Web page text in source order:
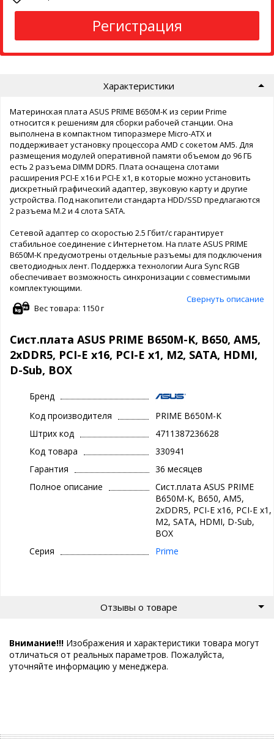
Регистрация
Характеристики
Материнская плата ASUS PRIME B650M-K из серии Prime
относится к решениям для сборки рабочей станции. Она
выполнена в компактном типоразмере Micro-ATX и
поддерживает установку процессора AMD с сокетом AM5. Для
размещения модулей оперативной памяти объемом до 96 ГБ
есть 2 разъема DIMM DDR5. Плата оснащена слотами
расширения PCI-E x16 и PCI-E x1, в которые можно установить
дискретный графический адаптер, звуковую карту и другие
устройства. Под накопители стандарта HDD/SSD предлагаются
2 разъема M.2 и 4 слота SATA.
Сетевой адаптер со скоростью 2.5 Гбит/с гарантирует
стабильное соединение с Интернетом. На плате ASUS PRIME
B650M-K предусмотрены отдельные разъемы для подключения
светодиодных лент. Поддержка технологии Aura Sync RGB
обеспечивает возможность синхронизации с совместимыми
комплектующими.
Свернуть описание
Вес товара: 1150 г
Сист.плата ASUS PRIME B650M-K, B650, AM5,
2xDDR5, PCI-E x16, PCI-E x1, M2, SATA, HDMI,
D-Sub, BOX
Бренд
Код производителя
PRIME B650M-K
Штрих код
4711387236628
Код товара
330941
Гарантия
36 месяцев
Полное описание
Сист.плата ASUS PRIME
B650M-K, B650, AM5,
2xDDR5, PCI-E x16, PCI-E x1,
M2, SATA, HDMI, D-Sub,
BOX
Серия
Prime
Отзывы о товаре
Внимание!!! Изображения и характеристики товара могут
отличаться от реальных параметров. Пожалуйста,
уточняйте информацию у менеджера.